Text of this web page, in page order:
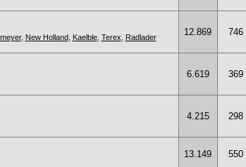
, New Holland, Kaelble, Terex
Radlader
12.869 746
6.619 369
4.215 298
13.149 550